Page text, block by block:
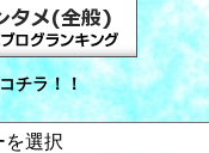
チラ！！